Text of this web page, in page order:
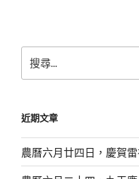
尋
字:
近期文章
農曆六月廿四日，慶賀